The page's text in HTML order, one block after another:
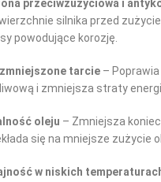
przeciwzużyciowa i
silnika przed
powodujące korozję.
tarcie – Poprawia
i zmniejsza straty
oleju – Zmniejsza
się na mniejsze zużycie
w niskich